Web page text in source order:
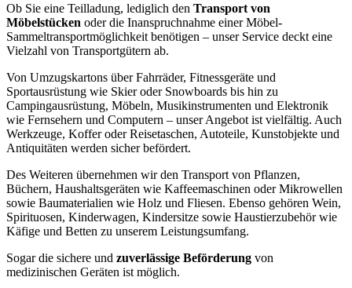
Ob Sie eine Teilladung, lediglich den Transport von
Möbelstücken oder die Inanspruchnahme einer Möbel-
Sammeltransportmöglichkeit benötigen – unser Service deckt eine
Vielzahl von Transportgütern ab.
Von Umzugskartons über Fahrräder, Fitnessgeräte und
Sportausrüstung wie Skier oder Snowboards bis hin zu
Campingausrüstung, Möbeln, Musikinstrumenten und Elektronik
wie Fernsehern und Computern – unser Angebot ist vielfältig. Auch
Werkzeuge, Koffer oder Reisetaschen, Autoteile, Kunstobjekte und
Antiquitäten werden sicher befördert.
Des Weiteren übernehmen wir den Transport von Pflanzen,
Büchern, Haushaltsgeräten wie Kaffeemaschinen oder Mikrowellen
sowie Baumaterialien wie Holz und Fliesen. Ebenso gehören Wein,
Spirituosen, Kinderwagen, Kindersitze sowie Haustierzubehör wie
Käfige und Betten zu unserem Leistungsumfang.
Sogar die sichere und zuverlässige Beförderung von
medizinischen Geräten ist möglich.